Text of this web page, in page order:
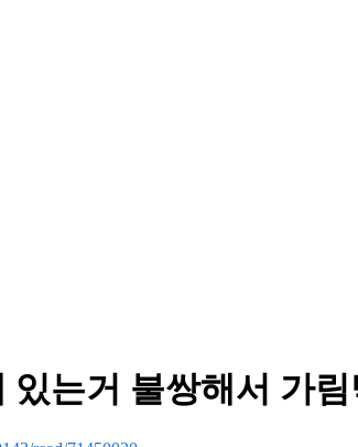
는거 불쌍해서 가